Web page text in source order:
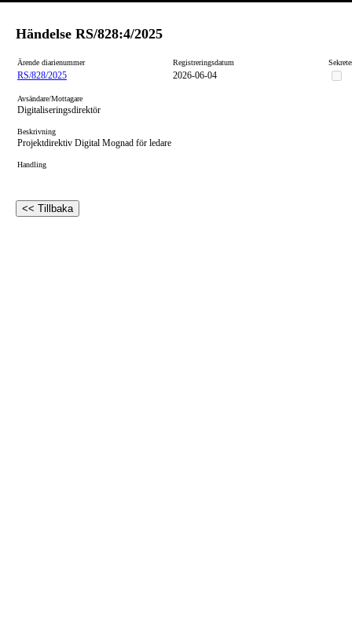
Händelse RS/828:4/2025
Ärende diarienummer Registreringsdatum
RS/828/2025 2026-06-04
Avsändare/Mottagare
Digitaliseringsdirektör
Beskrivning
Projektdirektiv Digital Mognad för ledare
Handling